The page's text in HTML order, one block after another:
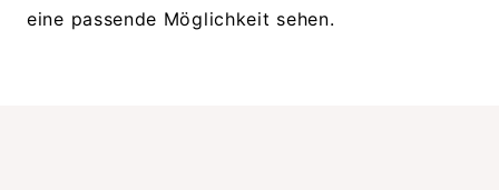
eine passende Möglichkeit sehen.